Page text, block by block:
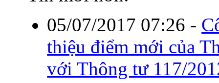
05/07/2017 07:26 -
thiệu điểm mới của
với Thông tư 117/